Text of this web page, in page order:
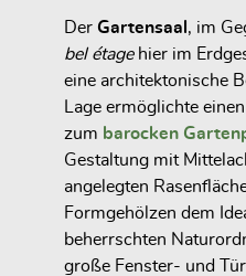
Der Gartensaal , im
bel étagehier im
eine architektonische
Lage ermöglichte
zum barocken
Gestaltung mit
angelegten
Formgehölzen dem
beherrschten
große Fenster- und